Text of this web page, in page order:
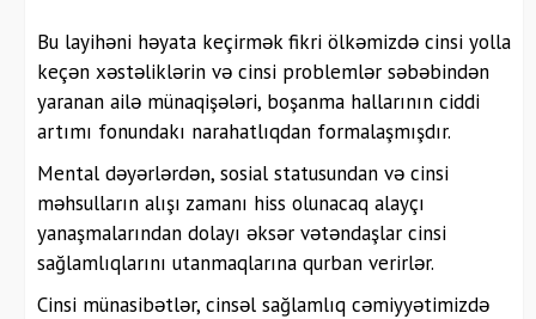
Bu layihəni həyata keçirmək fikri ölkəmizdə cinsi yolla
keçən xəstəliklərin və cinsi problemlər səbəbindən
yaranan ailə münaqişələri, boşanma hallarının ciddi
artımı fonundakı narahatlıqdan formalaşmışdır.
Mental dəyərlərdən, sosial statusundan və cinsi
məhsulların alışı zamanı hiss olunacaq alayçı
yanaşmalarından dolayı əksər vətəndaşlar cinsi
sağlamlıqlarını utanmaqlarına qurban verirlər.
Cinsi münasibətlər, cinsəl sağlamlıq cəmiyyətimizdə